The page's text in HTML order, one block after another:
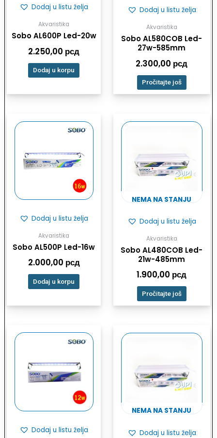
Dodaj u listu želja
Akvaristika
Sobo AL600P Led-20w
2.250,00 рсд
Dodaj u korpu
Dodaj u listu želja
Akvaristika
Sobo AL580COB Led-
27w-585mm
2.300,00 рсд
Pročitajte još
Dodaj u listu želja
Akvaristika
Sobo AL500P Led-16w
2.000,00 рсд
Dodaj u korpu
NEMA NA STANJU
Dodaj u listu želja
Akvaristika
Sobo AL480COB Led-
21w-485mm
1.900,00 рсд
Pročitajte još
Dodaj u listu želja
NEMA NA STANJU
Dodaj u listu želja